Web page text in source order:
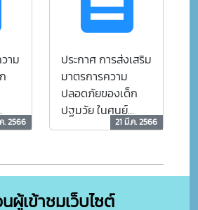
าม
. 2566
ประกาศ การส่งเสริม
มาตรการความ
ปลอดภัยของเด็ก
ปฐมวัย ในศูนย์
พัฒนาเด็กเล็ก
หนองโนใต้
21 มี.ค. 2566
ผู้เข้าชมเว็บไซต์